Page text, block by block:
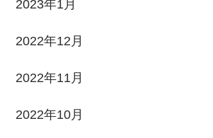
2023年1月
2022年12月
2022年11月
2022年10月